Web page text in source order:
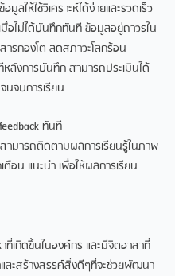
ลให้ใช้วิเคราะห์ได้ง่ายและรวดเร็ว
อไม่ได้บันทึกทันที ข้อมูลอยู่ถาวรใน
รกองโต ลดสภาวะโลกร้อน
ลังการบันทึก สามารถประเมินได้
นจบการเรียน
ทันที
ามารถติดตามผลการเรียนรู้ในภาพ
อน แนะนำ เพื่อให้ผลการเรียน
เกิดขึ้นในองค์กร และมีจิตอาสาที่
ละสร้างสรรค์สิ่งดีๆที่จะช่วยพัฒนา